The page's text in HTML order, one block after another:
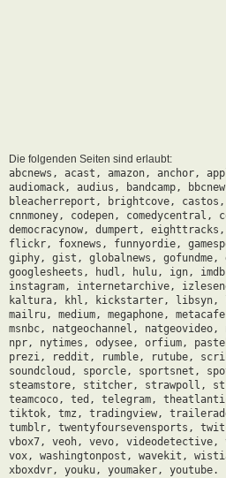
Die folgenden Seiten sind erlaubt:
abcnews, acast, amazon, anchor,
audiomack, audius, bandcamp,
bleacherreport, brightcove,
cnnmoney, codepen, comedycentral,
democracynow, dumpert,
flickr, foxnews, funnyordie,
giphy, gist, globalnews, gofundme,
googlesheets, hudl, hulu, ign,
instagram, internetarchive,
kaltura, khl, kickstarter, libsyn,
mailru, medium, megaphone,
msnbc, natgeochannel,
npr, nytimes, odysee, orfium,
prezi, reddit, rumble, rutube,
soundcloud, sporcle, sportsnet,
steamstore, stitcher, strawpoll,
teamcoco, ted, telegram,
tiktok, tmz, tradingview,
tumblr, twentyfoursevensports,
vbox7, veoh, vevo,
vox, washingtonpost, wavekit,
xboxdvr, youku, youmaker, youtube.